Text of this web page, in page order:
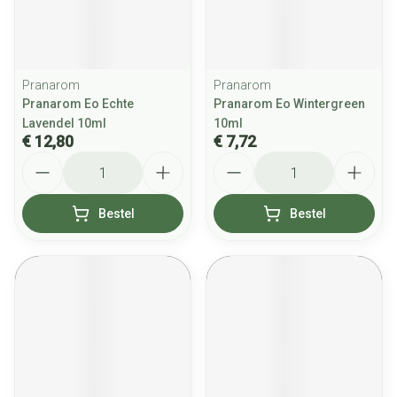
Pranarom
Pranarom Eo Echte
Lavendel 10ml
€ 12,80
Bestel
Pranarom
Pranarom Eo Wintergreen
10ml
€ 7,72
Bestel